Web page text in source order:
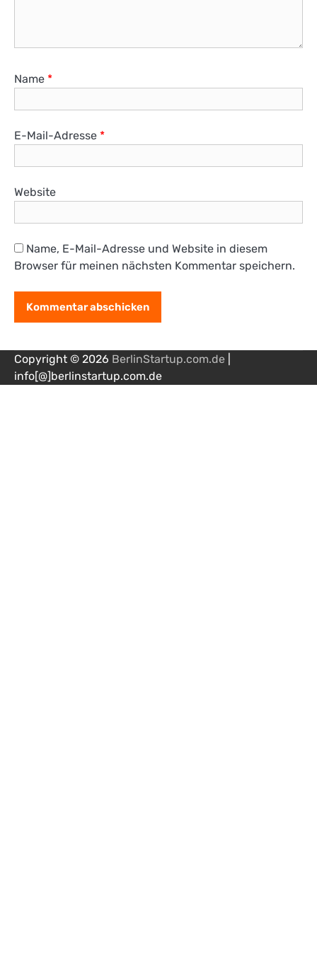
Name *
E-Mail-Adresse *
Website
Name, E-Mail-Adresse und Website in diesem
Browser für meinen nächsten Kommentar speichern.
Copyright © 2026 BerlinStartup.com.de
info[@]berlinstartup.com.de